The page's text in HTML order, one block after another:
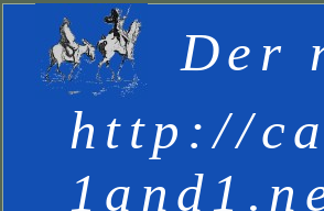
Der
http://